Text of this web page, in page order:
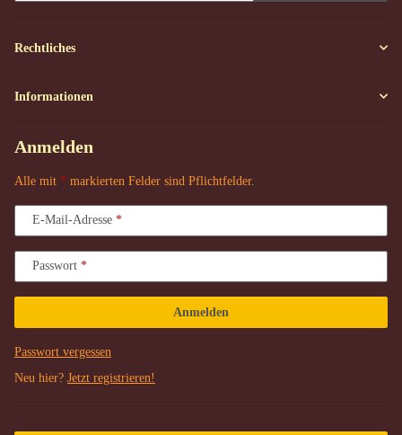
Rechtliches
Informationen
Anmelden
Alle mit * markierten Felder sind Pflichtfelder.
E-Mail-Adresse
Passwort
Anmelden
Passwort vergessen
Neu hier? Jetzt registrieren!